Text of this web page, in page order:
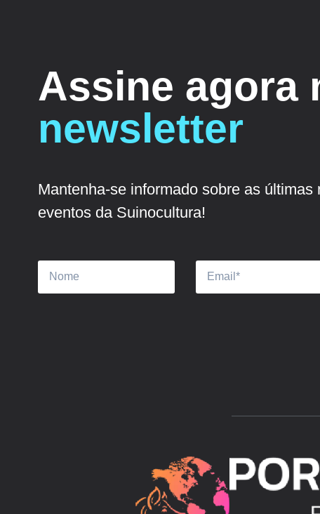
Assine agora
newsletter
Mantenha-se informado sobre as
eventos da Suinocultura!